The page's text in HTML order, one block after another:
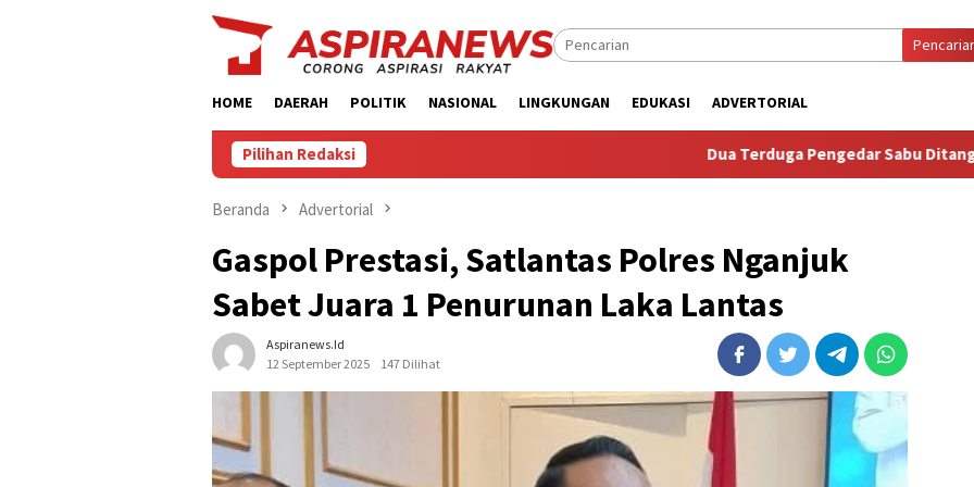
HOME DAERAH POLITIK NASIONAL LINGKUNGAN EDUKASI ADVERTORIAL
Pilihan Redaksi Dua Terduga Pengedar Sabu Ditangkap,
Beranda Advertorial
Gaspol Prestasi, Satlantas Polres Nganjuk
Sabet Juara 1 Penurunan Laka Lantas
Aspiranews.id
12 September 2025
147 Dilihat